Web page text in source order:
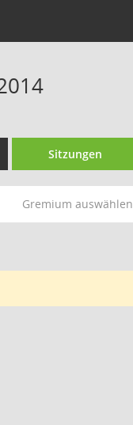
Sitzungen
Gremium auswählen